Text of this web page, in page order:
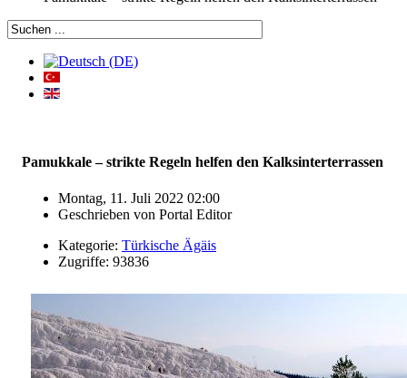
Pamukkale – strikte Regeln helfen den Kalksinterterrassen
Montag, 11. Juli 2022 02:00
Geschrieben von Portal Editor
Kategorie: Türkische Ägäis
Zugriffe: 93836